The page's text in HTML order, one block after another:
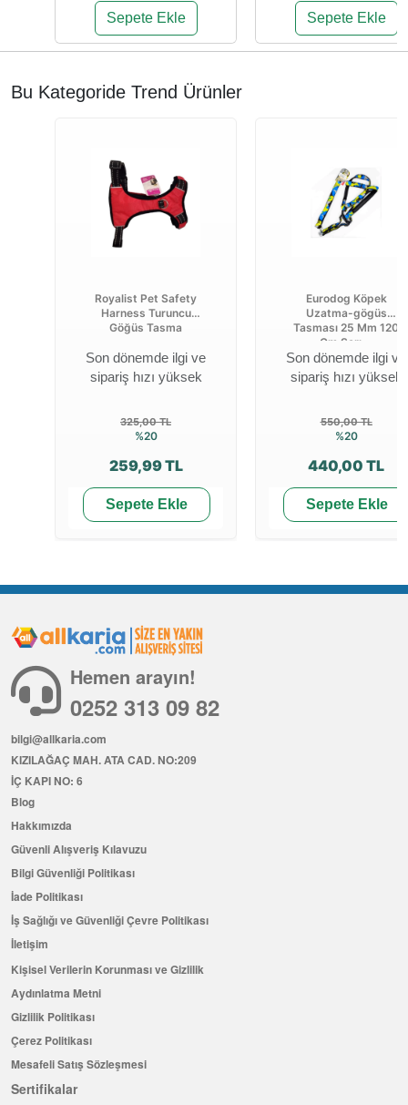
Sepete Ekle Sepete Ekle
Bu Kategoride Trend Ürünler
Royalist Pet Safety
Harness Turuncu
Göğüs Tasma
Son dönemde ilgi ve
sipariş hızı yüksek
325,00 TL
%20
259,99 TL
Sepete Ekle
Eurodog Köpek
Uzatma-gögüs
Tasması 25 Mm 120
Cm Sarı ...
Son dönemde ilgi ve
sipariş hızı yüksek
550,00 TL
%20
440,00 TL
Sepete Ekle
Hemen arayın!
0252 313 09 82
bilgi@allkaria.com
KIZILAĞAÇ MAH. ATA CAD. NO:209
İÇ KAPI NO: 6
Blog
Hakkımızda
Güvenli Alışveriş Kılavuzu
Bilgi Güvenliği Politikası
İade Politikası
İş Sağlığı ve Güvenliği Çevre Politikası
İletişim
Kişisel Verilerin Korunması ve Gizlilik
Aydınlatma Metni
Gizlilik Politikası
Çerez Politikası
Mesafeli Satış Sözleşmesi
Sertifikalar